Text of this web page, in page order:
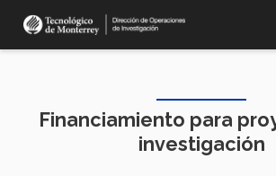
Financiamiento para
investigación